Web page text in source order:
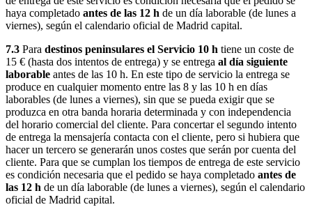
haya completado antes de las 12 h de un día laborable (de lunes a
viernes), según el calendario oficial de Madrid capital.
7.3 Para destinos peninsulares el Servicio 10 h tiene un coste de
15 € (hasta dos intentos de entrega) y se entrega al día siguiente
laborable antes de las 10 h. En este tipo de servicio la entrega se
produce en cualquier momento entre las 8 y las 10 h en días
laborables (de lunes a viernes), sin que se pueda exigir que se
produzca en otra banda horaria determinada y con independencia
del horario comercial del cliente. Para concertar el segundo intento
de entrega la mensajería contacta con el cliente, pero si hubiera que
hacer un tercero se generarán unos costes que serán por cuenta del
cliente. Para que se cumplan los tiempos de entrega de este servicio
es condición necesaria que el pedido se haya completado antes de
las 12 h de un día laborable (de lunes a viernes), según el calendario
oficial de Madrid capital.